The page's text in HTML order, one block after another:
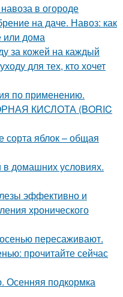
в огороде
на даче. Навоз: как
или дома
за кожей на каждый
для тех, кто хочет
по применению.
КИСЛОТА (BORIC
сорта яблок – общая
домашних условиях.
эффективно и
хронического
пересаживают.
прочитайте сейчас
Осенняя подкормка